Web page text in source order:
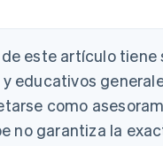
este artículo tiene
educativos
como
no garantiza la